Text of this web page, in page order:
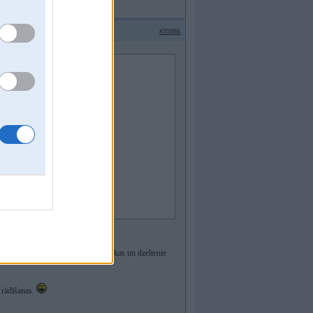
#35986
skaistas restes, spoguļiem M uzlikas un dzeltenie